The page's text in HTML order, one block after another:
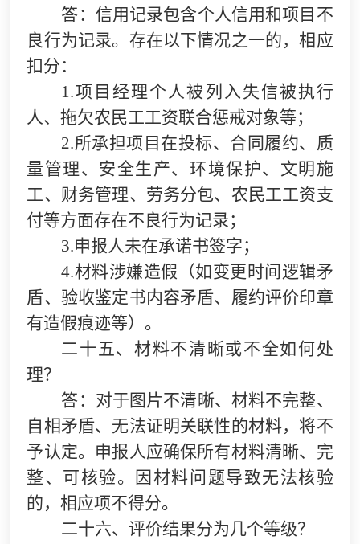
答：信用记录包含个人信用和项目不
良行为记录。存在以下情况之一的，相应
扣分：
1.项目经理个人被列入失信被执行
人、拖欠农民工工资联合惩戒对象等；
2.所承担项目在投标、合同履约、质
量管理、安全生产、环境保护、文明施
工、财务管理、劳务分包、农民工工资支
付等方面存在不良行为记录；
3.申报人未在承诺书签字；
4.材料涉嫌造假（如变更时间逻辑矛
盾、验收鉴定书内容矛盾、履约评价印章
有造假痕迹等）。
二十五、材料不清晰或不全如何处
理？
答：对于图片不清晰、材料不完整、
自相矛盾、无法证明关联性的材料，将不
予认定。申报人应确保所有材料清晰、完
整、可核验。因材料问题导致无法核验
的，相应项不得分。
二十六、评价结果分为几个等级？